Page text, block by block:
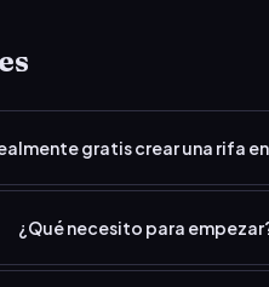
gratis crear una rifa
¿Qué necesito para